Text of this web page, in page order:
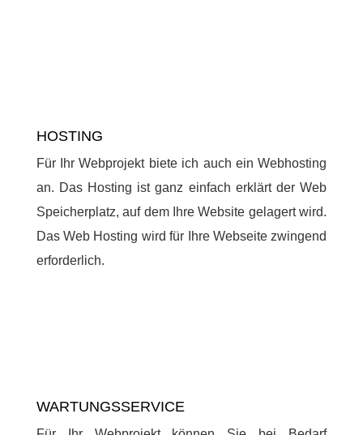
HOSTING
Für Ihr Webprojekt biete ich auch ein Webhosting
an. Das Hosting ist ganz einfach erklärt der Web
Speicherplatz, auf dem Ihre Website gelagert wird.
Das Web Hosting wird für Ihre Webseite zwingend
erforderlich.
WARTUNGSSERVICE